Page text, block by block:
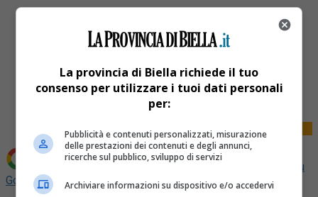
Share
Tweet
Aggiungi La Provincia di Biella come
Fonte preferita su
Google
La provincia di Biella richiede il tuo
consenso per utilizzare i tuoi dati personali
per:
Pubblicità e contenuti personalizzati, misurazione
delle prestazioni dei contenuti e degli annunci,
ricerche sul pubblico, sviluppo di servizi
Archiviare informazioni su dispositivo e/o accedervi